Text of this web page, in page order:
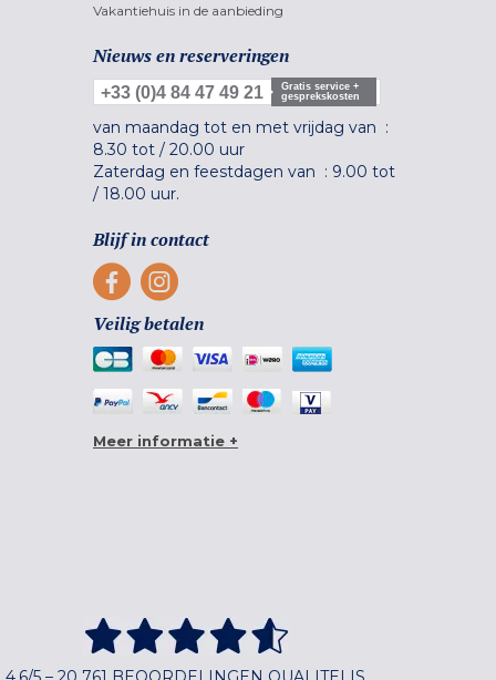
Vakantiehuis in de aanbieding
Nieuws en reserveringen
+33 (0)4 84 47 49 21
Gratis service +
gesprekskosten
van maandag tot en met vrijdag van :
8.30 tot / 20.00 uur
Zaterdag en feestdagen van : 9.00 tot
/ 18.00 uur.
Blijf in contact
Veilig betalen
Meer informatie +